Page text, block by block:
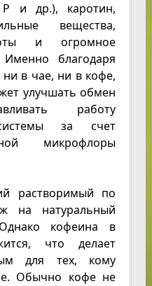
и др.), каротин,
вещества,
и огромное
Именно благодаря
ни в чае, ни в кофе,
улучшать обмен
работу
за счет
микрофлоры
растворимый по
на натуральный
кофеина в
что делает
для тех, кому
Обычно кофе не